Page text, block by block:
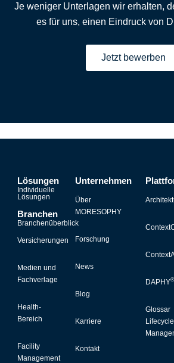
Je weniger Unterlagen wir erhalten,
es für uns, einen Eindruck von
Jetzt bewerben
Lösungen
Individuelle
Lösungen
Branchen
Branchenüberblick
Versicherungen
Medien und
Fachverlage
Health-
Bereich
Facility
Management
Unternehmen
Über
MORESOPHY
Forschung
News
Blog
Karriere
Kontakt
DAPHY®
Glossar
Lifecycle